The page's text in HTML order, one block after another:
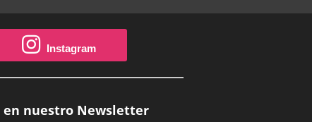
Instagram
en nuestro Newsletter